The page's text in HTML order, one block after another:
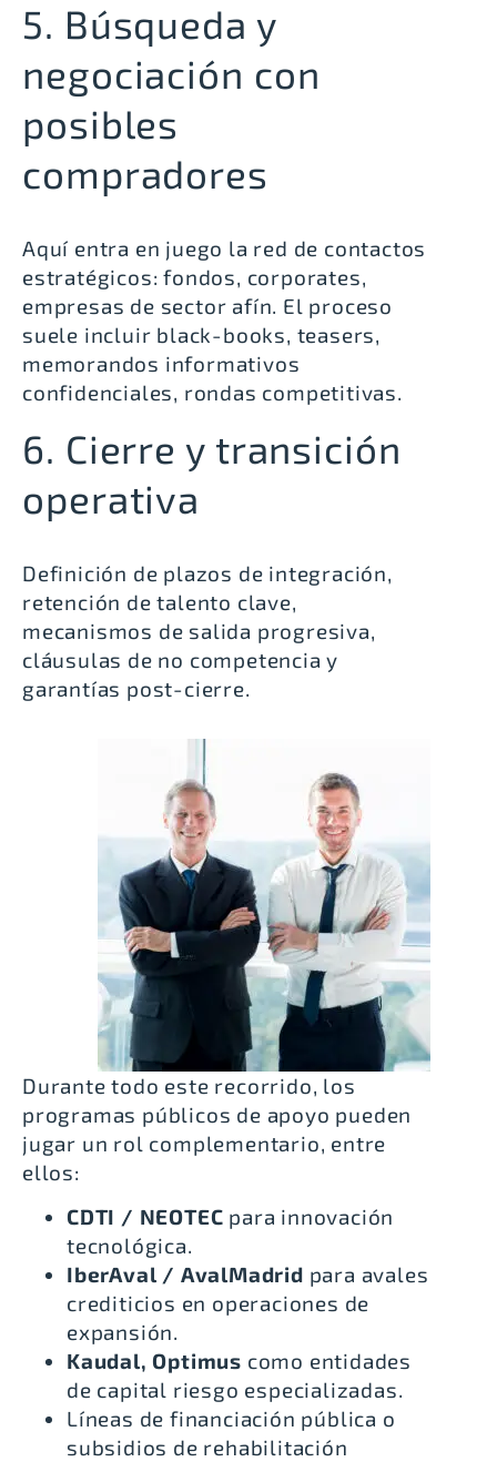
5. Búsqueda y
negociación con
posibles
compradores
Aquí entra en juego la red de contactos
estratégicos: fondos, corporates,
empresas de sector afín. El proceso
suele incluir black-books, teasers,
memorandos informativos
confidenciales, rondas competitivas.
6. Cierre y transición
operativa
Definición de plazos de integración,
retención de talento clave,
mecanismos de salida progresiva,
cláusulas de no competencia y
garantías post-cierre.
Durante todo este recorrido, los
programas públicos de apoyo pueden
jugar un rol complementario, entre
ellos:
CDTI / NEOTEC para innovación
tecnológica.
IberAval / AvalMadrid para avales
crediticios en operaciones de
expansión.
Kaudal, Optimus como entidades
de capital riesgo especializadas.
Líneas de financiación pública o
subsidios de rehabilitación